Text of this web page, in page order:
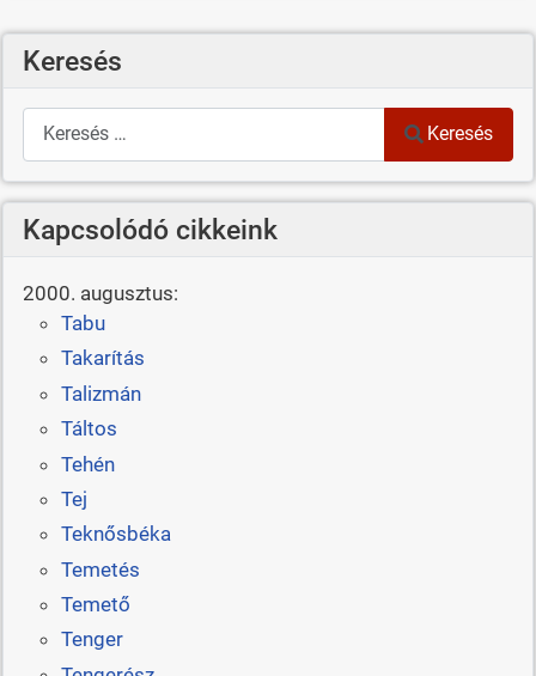
Keresés
Keresés
Keresés
Kapcsolódó cikkeink
2000. augusztus:
Tabu
Takarítás
Talizmán
Táltos
Tehén
Tej
Teknősbéka
Temetés
Temető
Tenger